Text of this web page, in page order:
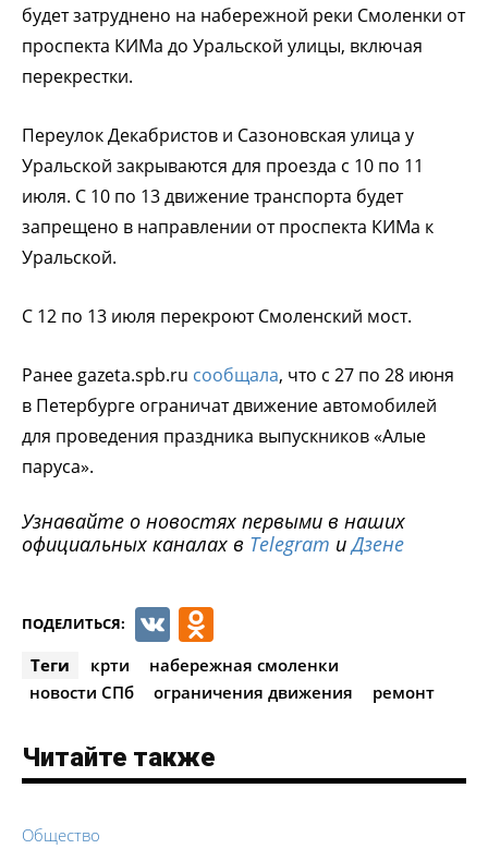
будет затруднено на набережной реки Смоленки от
проспекта КИМа до Уральской улицы, включая
перекрестки.
Переулок Декабристов и Сазоновская улица у
Уральской закрываются для проезда с 10 по 11
июля. С 10 по 13 движение транспорта будет
запрещено в направлении от проспекта КИМа к
Уральской.
С 12 по 13 июля перекроют Смоленский мост.
Ранее gazeta.spb.ru сообщала, что с 27 по 28 июня
в Петербурге ограничат движение автомобилей
для проведения праздника выпускников «Алые
паруса».
Узнавайте о новостях первыми в наших
официальных каналах в Telegram иДзене
ПОДЕЛИТЬСЯ: VK
Теги крти
набережная смоленки
новости СПб
ограничения движения ремонт
Читайте также
Общество